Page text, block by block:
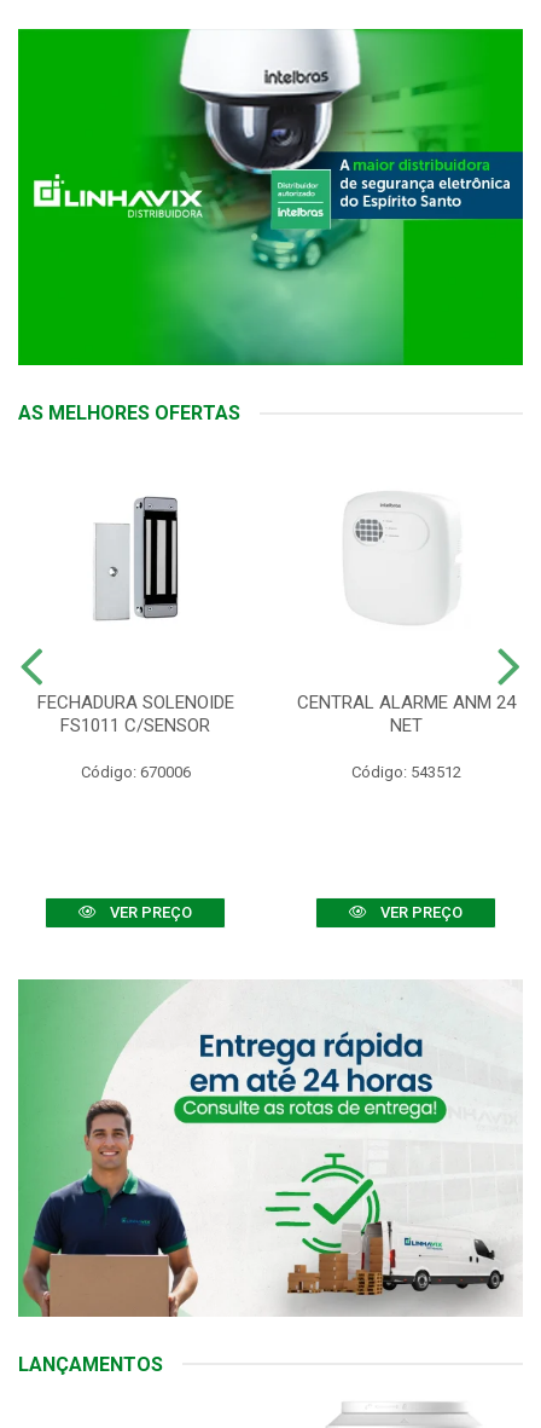
AS MELHORES OFERTAS
FECHADURA SOLENOIDE
FS1011 C/SENSOR
Código: 670006
VER PREÇO
CENTRAL ALARME ANM 24
NET
Código: 543512
VER PREÇO
LANÇAMENTOS